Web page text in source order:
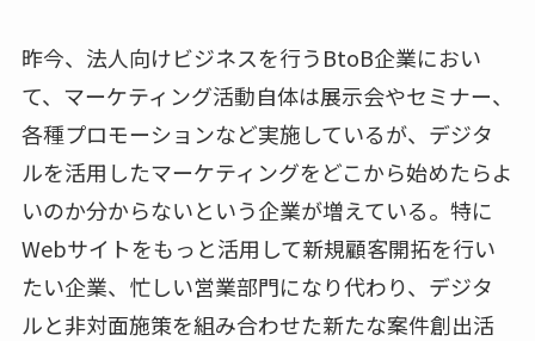
昨今、法人向けビジネスを行うBtoB企業におい
て、マーケティング活動自体は展示会やセミナー、
各種プロモーションなど実施しているが、デジタ
ルを活用したマーケティングをどこから始めたらよ
いのか分からないという企業が増えている。特に
Webサイトをもっと活用して新規顧客開拓を行い
たい企業、忙しい営業部門になり代わり、デジタ
ルと非対面施策を組み合わせた新たな案件創出活